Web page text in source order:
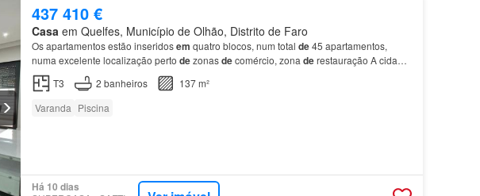
437 410 €
Casa em Quelfes, Município de Olhão, Distrito de Faro
Os apartamentos estão inseridosem quatro blocos, num total de45 apartamentos,
numa excelente localização perto dezonasdecomércio, zona derestauração A cidade
deOlhão está localizada pleno coração
T3 2 banheiros
137 m²
Varanda Piscina
Há 10 dias